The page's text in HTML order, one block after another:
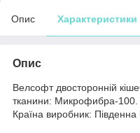
Опис Характеристики
Опис
Велсофт двосторонній
тканини: Микрофибра-100.
Країна виробник: Південна